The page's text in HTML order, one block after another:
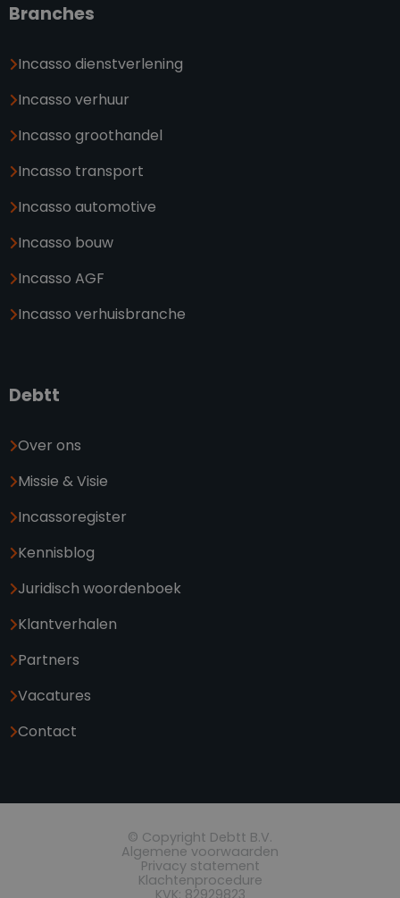
Branches
Incasso dienstverlening
Incasso verhuur
Incasso groothandel
Incasso transport
Incasso automotive
Incasso bouw
Incasso AGF
Incasso verhuisbranche
Debtt
Over ons
Missie & Visie
Incassoregister
Kennisblog
Juridisch woordenboek
Klantverhalen
Partners
Vacatures
Contact
© Copyright Debtt B.V.
Algemene voorwaarden
Privacy statement
Klachtenprocedure
KVK: 82929823